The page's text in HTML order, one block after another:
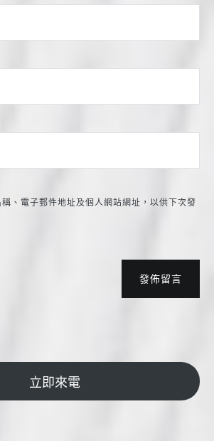
、電子郵件地址及個人網站網址，以供下次發
發佈留言
立即來電